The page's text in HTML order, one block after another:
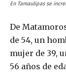
En Tamaulipas se
De
de 54, un
mujer de 39,
56 años de